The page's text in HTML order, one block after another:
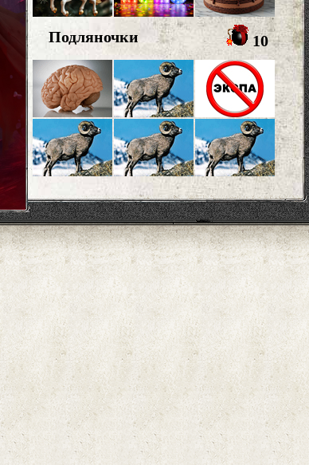
Подляночки 10